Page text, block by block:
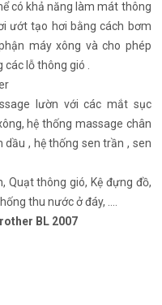
có khả năng làm mát thông
ướt tạo hơi bằng cách bơm
máy xông và cho phép
lỗ thông gió .
lườn với các mắt sục
hệ thống massage chân
dầu , hệ thống sen trần , sen
Quạt thông gió, Kệ đựng đồ,
thu nước ở đáy, ....
BL 2007